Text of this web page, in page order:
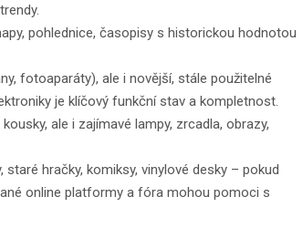
pohlednice, časopisy s historickou hodnotou
fotoaparáty), ale i novější, stále použitelné
je klíčový funkční stav a kompletnost.
ale i zajímavé lampy, zrcadla, obrazy,
staré hračky, komiksy, vinylové desky – pokud
online platformy a fóra mohou pomoci s